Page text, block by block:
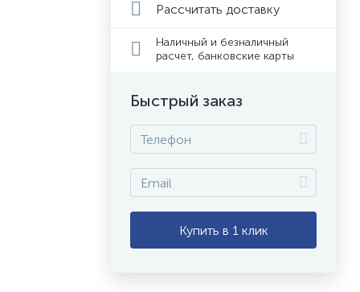
Рассчитать доставку
Наличный и безналичный
расчет, банковские карты
Быстрый заказ
Купить в 1 клик